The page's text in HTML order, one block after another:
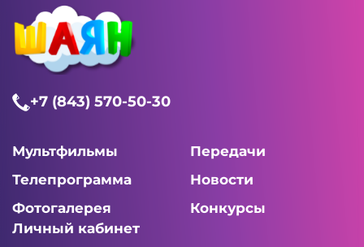
+7 (843) 570-50-30
Мультфильмы
Передачи
Телепрограмма
Новости
Фотогалерея
Конкурсы
Личный кабинет